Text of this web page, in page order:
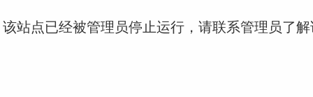
站点已经被管理员停止运行，请联系管理员了